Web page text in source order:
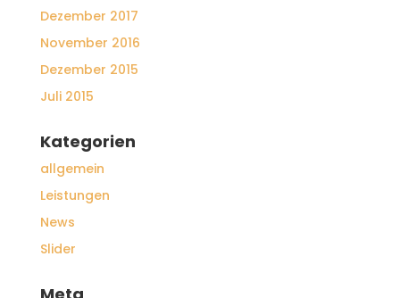
Dezember 2017
November 2016
Dezember 2015
Juli 2015
Kategorien
allgemein
Leistungen
News
Slider